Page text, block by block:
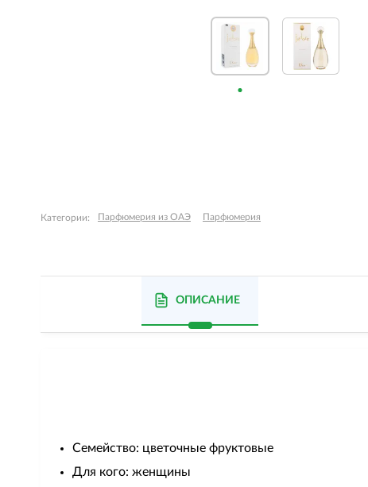
Категории: Парфюмерия из ОАЭ Парфюмерия
ОПИСАНИЕ
Семейство: цветочные фруктовые
Для кого: женщины